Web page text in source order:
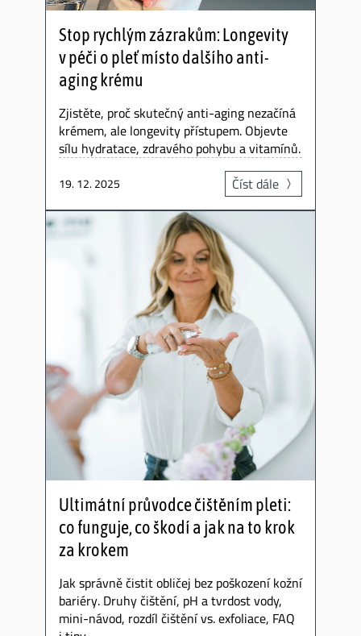
Stop rychlým zázrakům: Longevity
v péči o pleť místo dalšího anti-
aging krému
Zjistěte, proč skutečný anti-aging nezačíná
krémem, ale longevity přístupem. Objevte
sílu hydratace, zdravého pohybu a vitamínů.
19. 12. 2025 Číst dále
Ultimátní průvodce čištěním pleti:
co funguje, co škodí a jak na to krok
za krokem
Jak správně čistit obličej bez poškození kožní
bariéry. Druhy čištění, pH a tvrdost vody,
mini-návod, rozdíl čištění vs. exfoliace, FAQ